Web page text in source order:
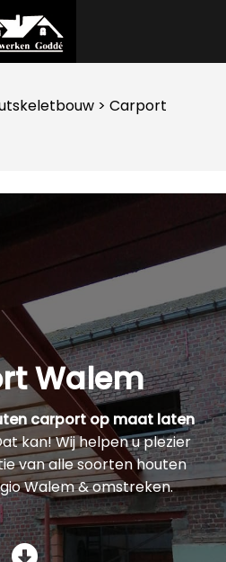
> Carport
Walem
carport op maat laten
kan! Wij helpen u plezier
van alle soorten houten
Walem & omstreken.